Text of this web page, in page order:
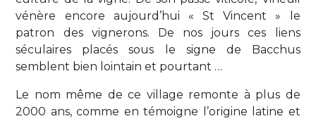
vénère encore aujourd’hui « St Vincent » le
patron des vignerons. De nos jours ces liens
séculaires placés sous le signe de Bacchus
semblent bien lointain et pourtant …
Le nom même de ce village remonte à plus de
2000 ans, comme en témoigne l’origine latine et